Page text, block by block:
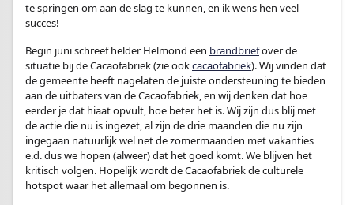
te springen om aan de slag te kunnen, en ik wens hen veel
succes!
Begin juni schreef helder Helmond een brandbriefover de
situatie bij de Cacaofabriek (zie ookcacaofabriek). Wij vinden dat
de gemeente heeft nagelaten de juiste ondersteuning te bieden
aan de uitbaters van de Cacaofabriek, en wij denken dat hoe
eerder je dat hiaat opvult, hoe beter het is. Wij zijn dus blij met
de actie die nu is ingezet, al zijn de drie maanden die nu zijn
ingegaan natuurlijk wel net de zomermaanden met vakanties
e.d. dus we hopen (alweer) dat het goed komt. We blijven het
kritisch volgen. Hopelijk wordt de Cacaofabriek de culturele
hotspot waar het allemaal om begonnen is.